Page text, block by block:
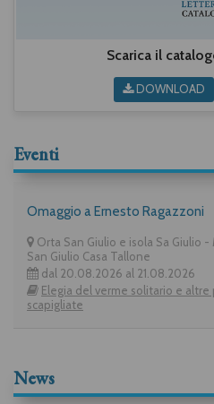
Scarica il
DOWNLOAD
Eventi
Omaggio a Ernesto Ragazzoni
Orta San Giulio e isola Sa Giulio
San Giulio Casa Tallone
dal 20.08.2026 al 21.08.2026
Elegia del verme solitario e altre
scapigliate
News